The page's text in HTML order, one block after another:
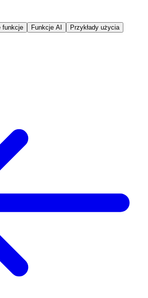
funkcje Funkcje AI
Przykłady użycia